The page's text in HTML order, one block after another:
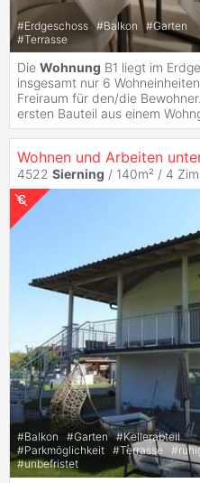
#Erdgeschoss #Balkon #Garten
#Terrasse
Die Wohnung B1 liegt im
insgesamt nur 6
Freiraum für den/die
ersten Bauteil aus einem
4522 Sierning / 140m² / 4
#Balkon #Garten #Kellerabteil
#Parkmöglichkeit #Terrasse #
#unbefristet